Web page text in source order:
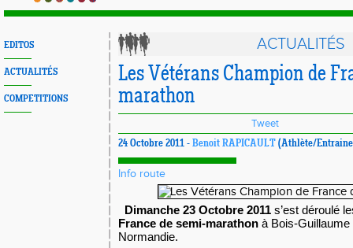
EDITOS
ACTUALITÉS
COMPETITIONS
ACTUALITÉS
Les Vétérans Champion de
marathon
Tweet
24 Octobre 2011 - Benoit RAPICAULT (Athlète/
Info route
Dimanche 23 Octobre 2011 s’est déroulé
France de semi-marathon à Bois-
Normandie.